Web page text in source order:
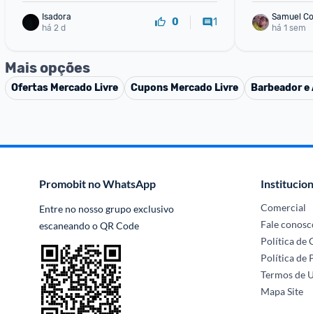
Isadora
há 2 d
0 1
Samuel
há 1 sem
Mais opções
Ofertas Mercado Livre Cupons Mercado Livre Barbeador
Promobit no WhatsApp
Entre no nosso grupo exclusivo
escaneando o QR Code
Comercial
Fale
Política de
Política de
Termos de
Mapa Site